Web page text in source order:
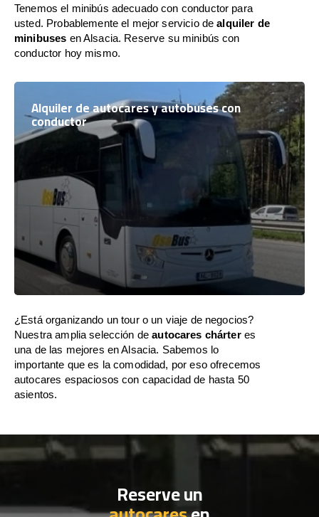
Tenemos el minibús adecuado con conductor para
usted. Probablemente el mejor servicio dealquiler de
minibuses en Alsacia. Reserve su minibús con
conductor hoy mismo.
Alquiler de autocares y autobuses con
conductor
¿Está organizando un tour o un viaje de negocios?
Nuestra amplia selección deautocares chárteres
una de las mejores en Alsacia. Sabemos lo
importante que es la comodidad, por eso ofrecemos
autocares espaciosos con capacidad de hasta 50
asientos.
Reserve un